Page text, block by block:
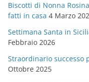
i
e
Biscotti di Nonna
fatti in casa 4 Marzo
Settimana Santa in
Febbraio 2026
Straordinario successo
Ottobre 2025